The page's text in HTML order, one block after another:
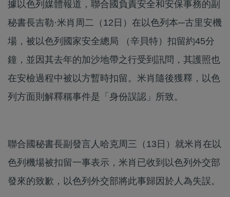
據以色列媒體報道，聯合國負責安全和安保事務的副
秘書長吉勒·米肖周二（12日）在以色列本─古里安機
場，被以色列國家安全總局 （辛貝特）扣留約45分
鐘，並因其去年的加沙地帶之行受到訊問，其護照也
在安檢過程中被以方暫時扣留。米肖隨後獲釋，以色
列方面則解釋稱事件是「身份誤認」所致。
聯合國秘書長副發言人哈克周三（13日）就米肖在以
色列機場被扣留一事表示，米肖已收到以色列外交部
發來的致歉，以色列外交部將此事歸因於人為失誤。